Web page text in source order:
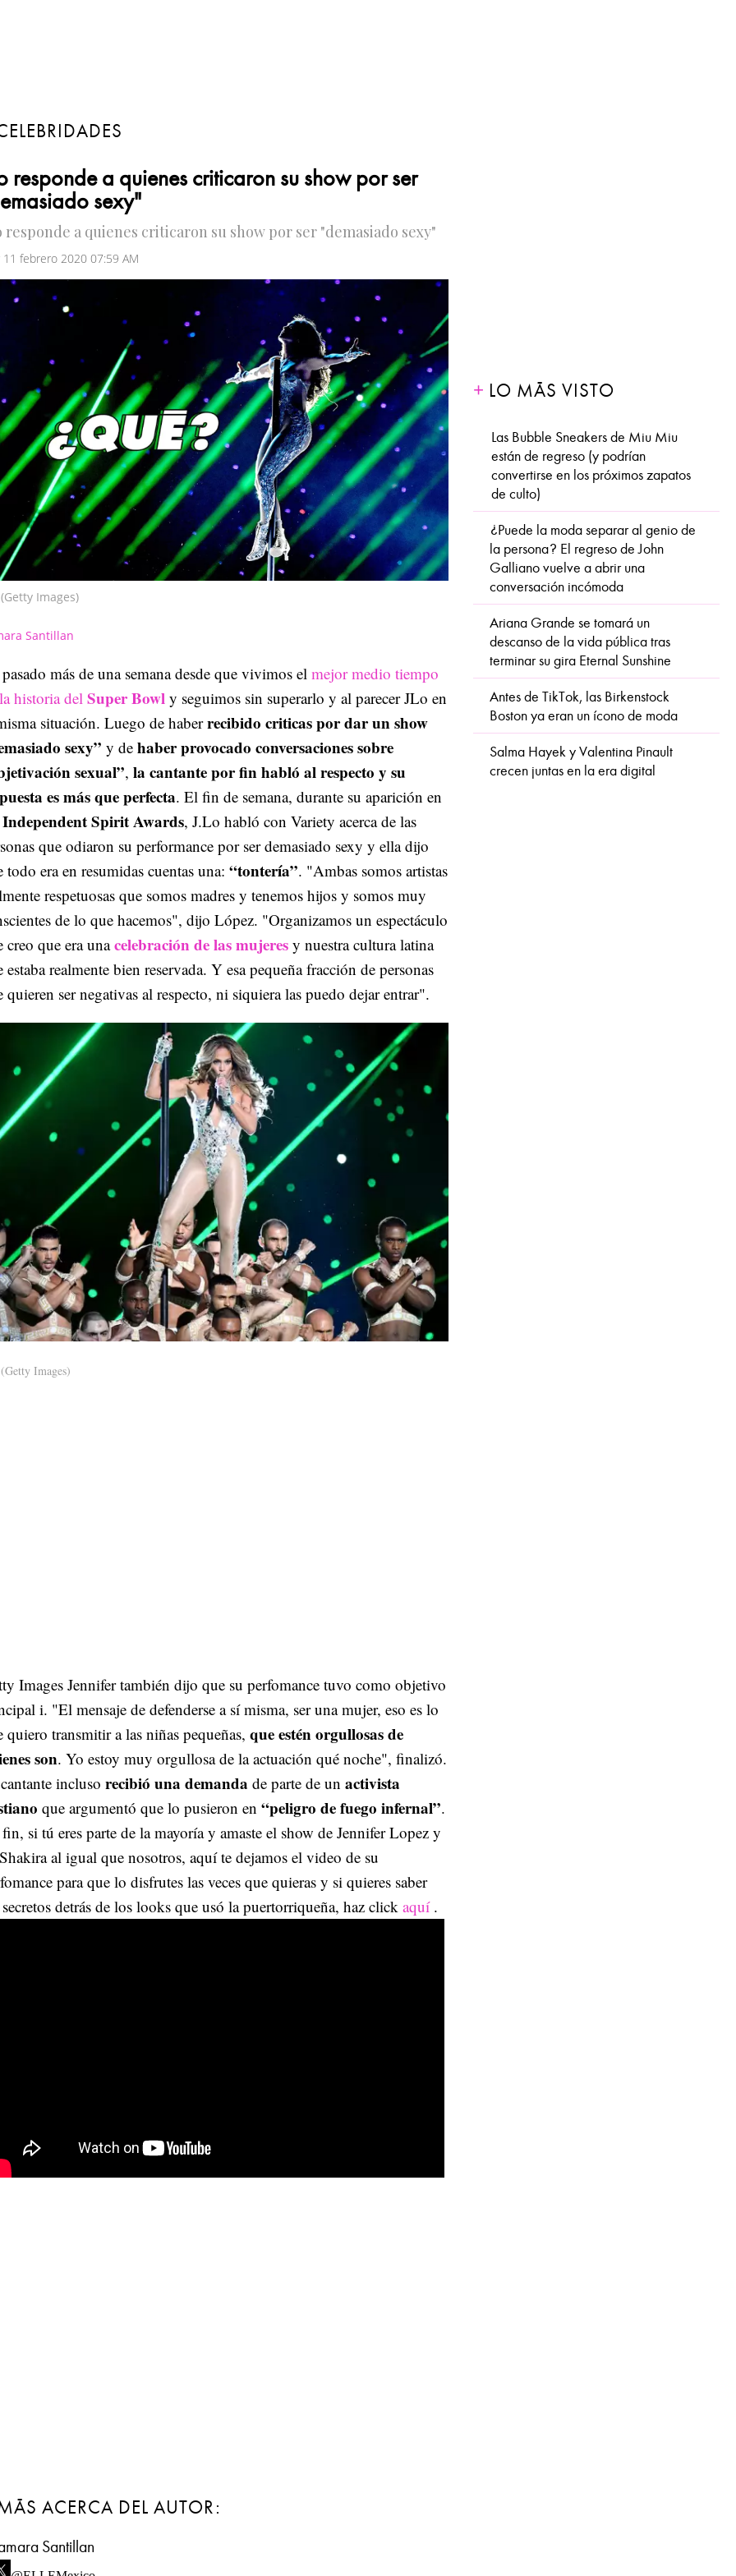
responde a quienes criticaron su show por ser
sexy"
responde a quienes criticaron su show por ser "demasiado sexy"
11 febrero 2020 07:59 AM
(Getty Images)
Santillan
más de una semana desde que vivimos el mejor medio tiempo
historia del Super Bowl y seguimos sin superarlo y al parecer JLo en
situación. Luego de haberrecibido criticas por dar un show
sexy” y de haber provocado conversaciones sobre
sexual”, la cantante por fin habló al respecto y su
es más que perfecta. El fin de semana, durante su aparición en
Independent Spirit Awards, J.Lo habló con Variety acerca de las
que odiaron su performance por ser demasiado sexy y ella dijo
todo era en resumidas cuentas una: “tontería”. "Ambas somos artistas
respetuosas que somos madres y tenemos hijos y somos muy
de lo que hacemos", dijo López. "Organizamos un espectáculo
creo que era una celebración de las mujeres y nuestra cultura latina
estaba realmente bien reservada. Y esa pequeña fracción de personas
quieren ser negativas al respecto, ni siquiera las puedo dejar entrar".
(Getty Images)
Images Jennifer también dijo que su perfomance tuvo como objetivo
i. "El mensaje de defenderse a sí misma, ser una mujer, eso es lo
quiero transmitir a las niñas pequeñas, que estén orgullosas de
son. Yo estoy muy orgullosa de la actuación qué noche", finalizó.
incluso recibió una demanda de parte de un activista
que argumentó que lo pusieron en “peligro de fuego infernal”.
si tú eres parte de la mayoría y amaste el show de Jennifer Lopez y
al igual que nosotros, aquí te dejamos el video de su
para que lo disfrutes las veces que quieras y si quieres saber
detrás de los looks que usó la puertorriqueña, haz click aquí .
ACERCA DEL AUTOR:
Santillan
@ELLEMexico
LO MÁS VISTO
Las Bubble Sneakers de Miu Miu
están de regreso (y podrían
convertirse en los próximos zapatos
de culto)
¿Puede la moda separar al genio de
la persona? El regreso de John
Galliano vuelve a abrir una
conversación incómoda
Ariana Grande se tomará un
descanso de la vida pública tras
terminar su gira Eternal Sunshine
Antes de TikTok, las Birkenstock
Boston ya eran un ícono de moda
Salma Hayek y Valentina Pinault
crecen juntas en la era digital